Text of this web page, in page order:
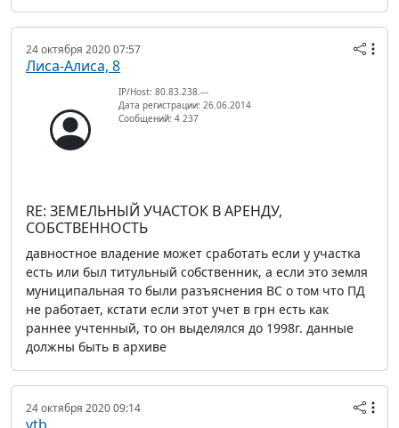
24 октября 2020 07:57
Лиса-Алиса, 8
IP/Host: 80.83.238.---
Дата регистрации: 26.06.2014
Сообщений: 4 237
RE: ЗЕМЕЛЬНЫЙ УЧАСТОК В АРЕНДУ,
СОБСТВЕННОСТЬ
давностное владение может сработать если у участка
есть или был титульный собственник, а если это земля
муниципальная то были разъяснения ВС о том что ПД
не работает, кстати если этот учет в грн есть как
раннее учтенный, то он выделялся до 1998г. данные
должны быть в архиве
24 октября 2020 09:14